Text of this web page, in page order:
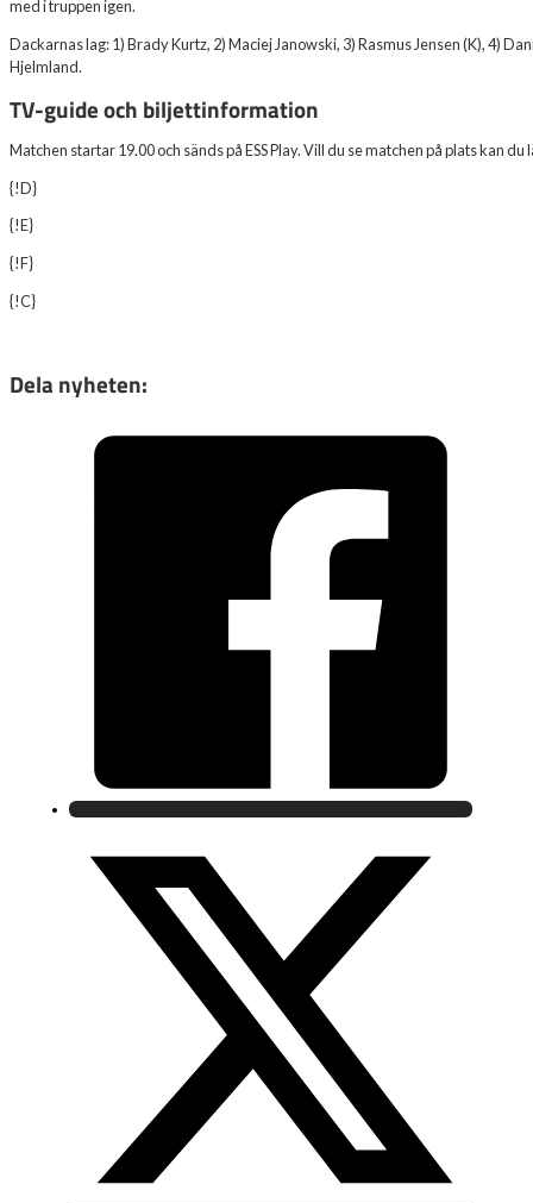
med i truppen igen.
Dackarnas lag: 1) Brady Kurtz, 2) Maciej Janowski, 3) Rasmus Jensen (K), 4)
Hjelmland.
TV-guide och biljettinformation
Matchen startar 19.00 och sänds på ESS Play. Vill du se matchen på plats kan
{!D}
{!E}
{!F}
{!C}
Dela nyheten: